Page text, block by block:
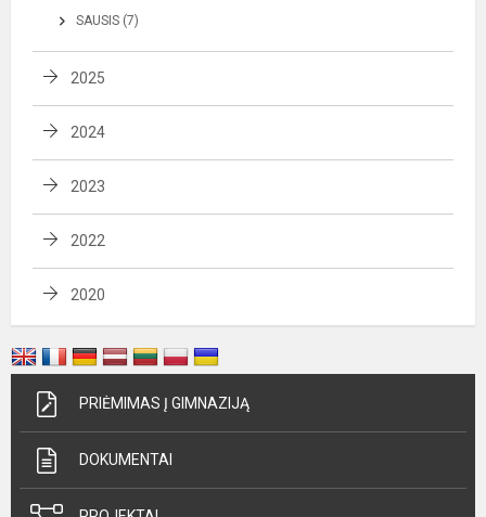
SAUSIS (7)
2025
2024
2023
2022
2020
PRIĖMIMAS Į GIMNAZIJĄ
DOKUMENTAI